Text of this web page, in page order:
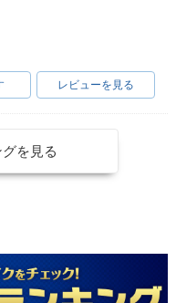
レビューを見る
を見る